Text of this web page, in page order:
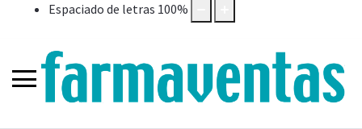
Espaciado de letras 100%